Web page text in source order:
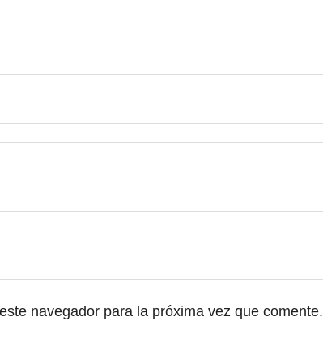
navegador para la próxima vez que comente.